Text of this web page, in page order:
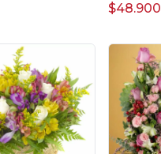
$48.900